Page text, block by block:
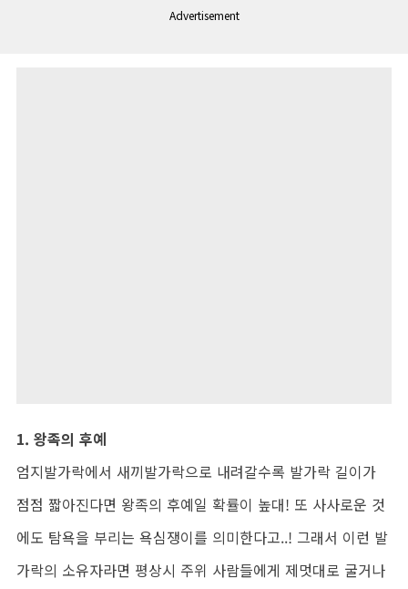
Advertisement
1. 왕족의 후예
엄지발가락에서 새끼발가락으로 내려갈수록 발가락 길이가
점점 짧아진다면 왕족의 후예일 확률이 높대! 또 사사로운 것
에도 탐욕을 부리는 욕심쟁이를 의미한다고..! 그래서 이런 발
가락의 소유자라면 평상시 주위 사람들에게 제멋대로 굴거나